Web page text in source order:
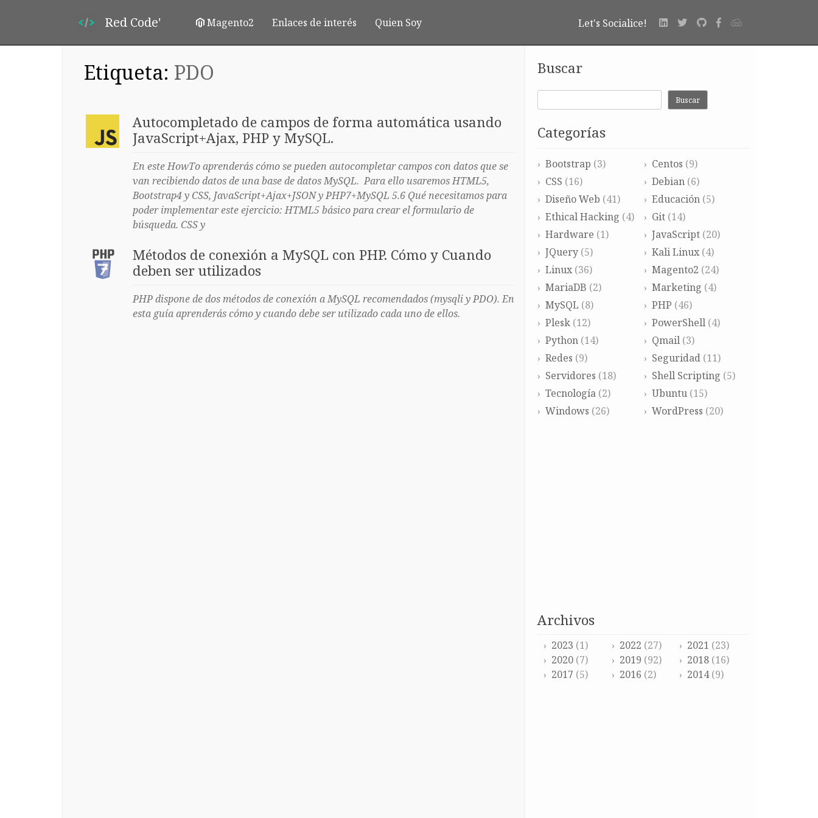
Red Code' Magento2 Enlaces de interés Quien Soy Let's Socialice!
Etiqueta: PDO
Autocompletado de campos de forma automática usando
JavaScript+Ajax, PHP y MySQL.
En este HowTo aprenderás cómo se pueden autocompletar campos con datos que se
van recibiendo datos de una base de datos MySQL. Para ello usaremos HTML5,
Bootstrap4 y CSS, JavaScript+Ajax+JSON y PHP7+MySQL 5.6 Qué necesitamos para
poder implementar este ejercicio: HTML5 básico para crear el formulario de
búsqueda. CSS y
Métodos de conexión a MySQL con PHP. Cómo y Cuando
deben ser utilizados
PHP dispone de dos métodos de conexión a MySQL recomendados (mysqli y PDO). En
esta guía aprenderás cómo y cuando debe ser utilizado cada uno de ellos.
Buscar
Buscar
Categorías
Bootstrap (3) Centos (9)
CSS (16) Debian(6)
Diseño Web (41) Educación(5)
Ethical Hacking (4) Git(14)
Hardware (1) JavaScript(20)
JQuery (5) Kali Linux(4)
Linux (36) Magento2 (24)
MariaDB (2) Marketing (4)
MySQL (8) PHP (46)
Plesk (12) PowerShell(4)
Python (14) Qmail(3)
Redes (9) Seguridad(11)
Servidores (18) Shell Scripting (5)
Tecnología (2) Ubuntu(15)
Windows (26) WordPress (20)
archivos
2023 (1) 2022 (27) 2021 (23)
2020 (7) 2019 (92) 2018 (16)
2017 (5) 2016 (2) 2014(9)